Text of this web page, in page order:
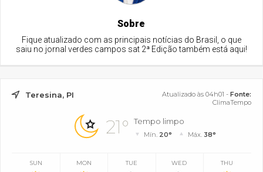
Sobre
Fique atualizado com as principais notícias do Brasil, o que
saiu no jornal verdes campos sat 2ª Edição também está aqui!
Teresina, PI Atualizado às 04h01 - Fonte:
ClimaTempo
21° Tempo limpo
Mín. 20° Máx. 38°
SUN MON TUE WED THU